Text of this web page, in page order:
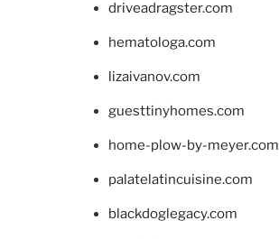
driveadragster.com
hematologa.com
lizaivanov.com
guesttinyhomes.com
home-plow-by-meyer.com
palatelatincuisine.com
blackdoglegacy.com